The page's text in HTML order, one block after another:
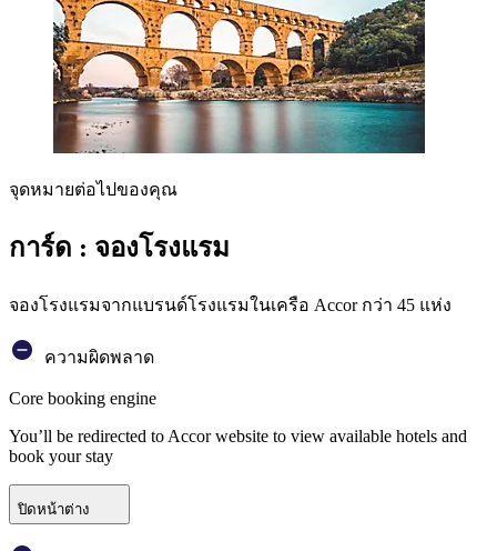
จุดหมายต่อไปของคุณ
การ์ด : จองโรงแรม
จองโรงแรมจากแบรนด์โรงแรมในเครือ Accor กว่า 45 แห่ง
ความผิดพลาด
Core booking engine
You’ll be redirected to Accor website to view available hotels and
book your stay
ปิดหน้าต่าง